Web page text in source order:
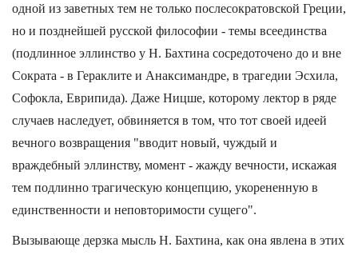
одной из заветных тем не только послесократовской Греции,
но и позднейшей русской философии - темы всеединства
(подлинное эллинство у Н. Бахтина сосредоточено до и вне
Сократа - в Гераклите и Анаксимандре, в трагедии Эсхила,
Софокла, Еврипида). Даже Ницше, которому лектор в ряде
случаев наследует, обвиняется в том, что тот своей идеей
вечного возвращения "вводит новый, чуждый и
враждебный эллинству, момент - жажду вечности, искажая
тем подлинно трагическую концепцию, укорененную в
единственности и неповторимости сущего".
Вызывающе дерзка мысль Н. Бахтина, как она явлена в этих